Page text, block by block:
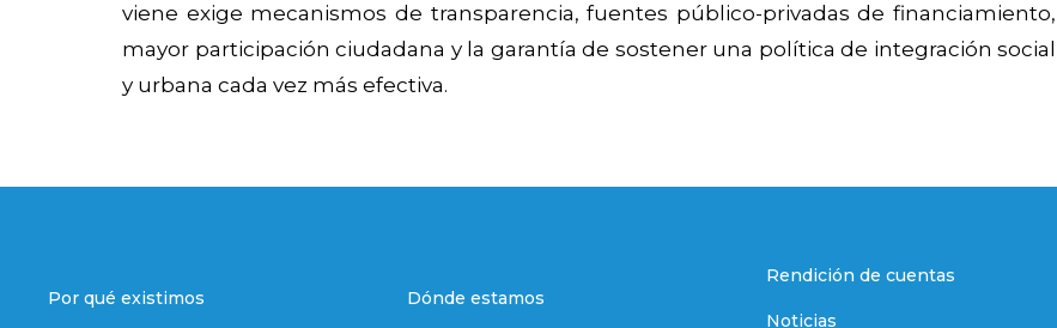
viene exige mecanismos de transparencia, fuentes público-privadas de financiamiento,
mayor participación ciudadana y la garantía de sostener una política de integración social
y urbana cada vez más efectiva.
Por qué existimos Dónde estamos
Rendición de cuentas
Noticias